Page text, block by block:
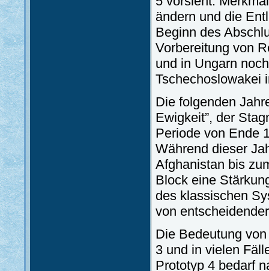
ändern und die
Beginn des
Vorbereitung von
und in Ungarn
Tschechoslowakei
Die folgenden
Ewigkeit”, der
Periode von Ende
Während dieser
Afghanistan bis
Block eine
des klassischen
von
Die Bedeutung
3 und in vielen
Prototyp 4 bedarf